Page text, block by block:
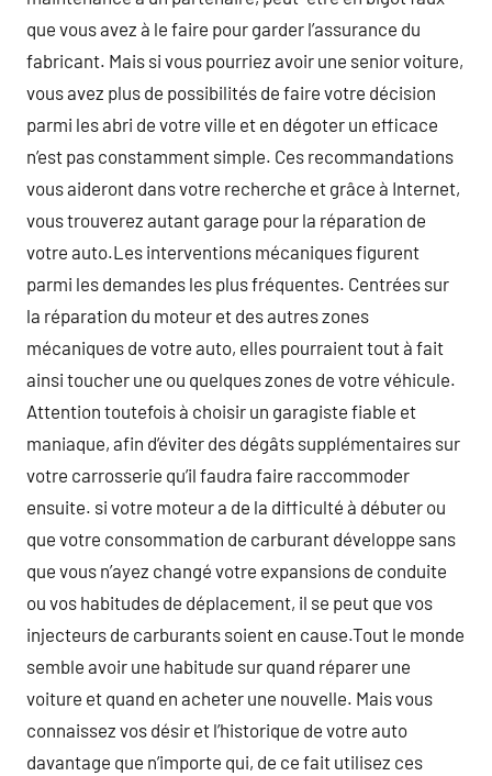
que vous avez à le faire pour garder l’assurance du
fabricant. Mais si vous pourriez avoir une senior voiture,
vous avez plus de possibilités de faire votre décision
parmi les abri de votre ville et en dégoter un efficace
n’est pas constamment simple. Ces recommandations
vous aideront dans votre recherche et grâce à Internet,
vous trouverez autant garage pour la réparation de
votre auto.Les interventions mécaniques figurent
parmi les demandes les plus fréquentes. Centrées sur
la réparation du moteur et des autres zones
mécaniques de votre auto, elles pourraient tout à fait
ainsi toucher une ou quelques zones de votre véhicule.
Attention toutefois à choisir un garagiste fiable et
maniaque, afin d’éviter des dégâts supplémentaires sur
votre carrosserie qu’il faudra faire raccommoder
ensuite. si votre moteur a de la difficulté à débuter ou
que votre consommation de carburant développe sans
que vous n’ayez changé votre expansions de conduite
ou vos habitudes de déplacement, il se peut que vos
injecteurs de carburants soient en cause.Tout le monde
semble avoir une habitude sur quand réparer une
voiture et quand en acheter une nouvelle. Mais vous
connaissez vos désir et l’historique de votre auto
davantage que n’importe qui, de ce fait utilisez ces